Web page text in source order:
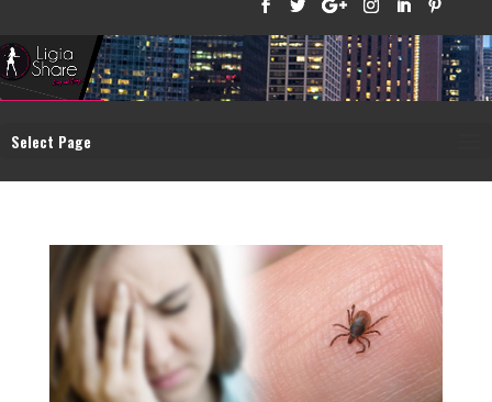
Select Page